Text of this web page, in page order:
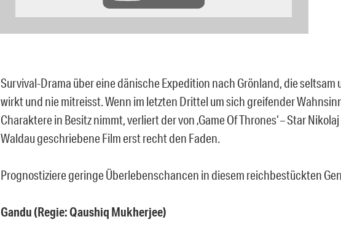
Survival-Drama über eine dänische Expedition nach Grönland, die
wirkt und nie mitreisst. Wenn im letzten Drittel um sich greifender
Charaktere in Besitz nimmt, verliert der von ‚Game Of Thrones‘ – Star
Waldau geschriebene Film erst recht den Faden.
Prognostiziere geringe Überlebenschancen in diesem reichbestückten
Gandu (Regie: Qaushiq Mukherjee)